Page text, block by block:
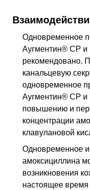
Одновременное
Аугментин® СР и
рекомендовано.
канальцевую
одновременное
Аугментин® СР и
повышению и
концентрации
клавулановой
Одновременное
амоксициллина
возникновения
настоящее время